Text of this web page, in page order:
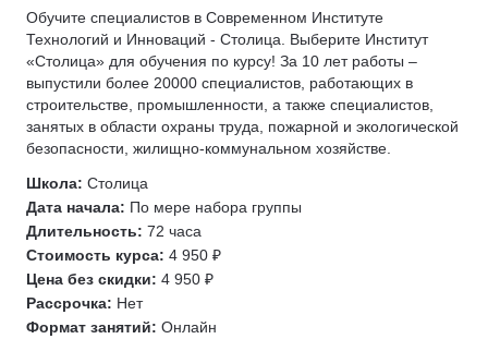
Обучите специалистов в Современном Институте
Технологий и Инноваций - Столица. Выберите Институт
«Столица» для обучения по курсу! За 10 лет работы –
выпустили более 20000 специалистов, работающих в
строительстве, промышленности, а также специалистов,
занятых в области охраны труда, пожарной и экологической
безопасности, жилищно-коммунальном хозяйстве.
Школа: Столица
Дата начала: По мере набора группы
Длительность: 72 часа
Стоимость курса: 4 950 ₽
Цена без скидки: 4 950 ₽
Рассрочка: Нет
Формат занятий: Онлайн